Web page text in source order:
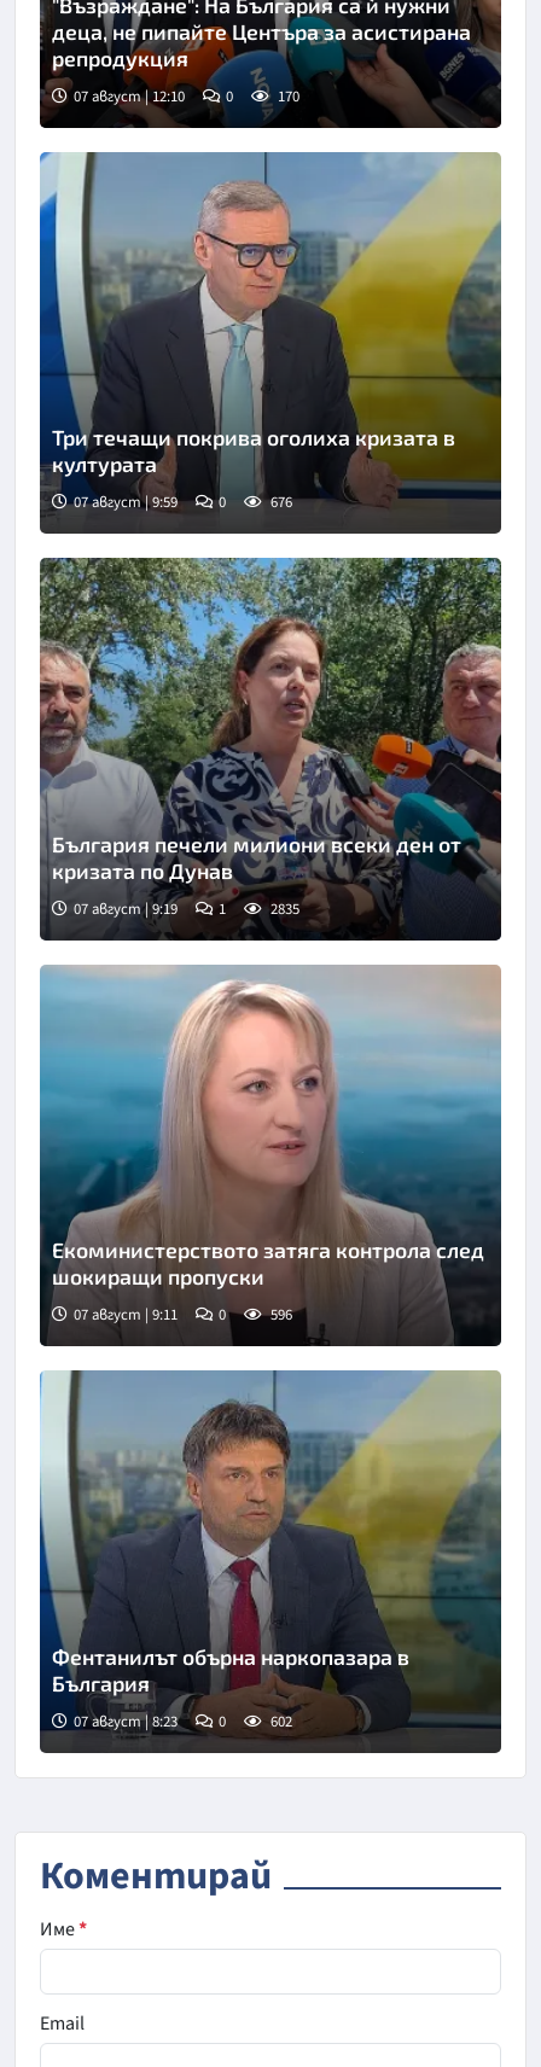
деца, не пипайте Центъра за асистирана
репродукция
07 август | 12:10 0 170
Снимка: БНТ
Три течащи покрива оголиха кризата в
културата
07 август | 9:59 0 676
Снимка: БТА
България печели милиони всеки ден от
кризата по Дунав
07 август | 9:19 1 2835
Снимка: бТВ
Екоминистерството затяга контрола след
шокиращи пропуски
07 август | 9:11 0 596
Снимка: БНТ
Фентанилът обърна наркопазара в
България
07 август | 8:23 0 602
Коментирай
Име*
Email